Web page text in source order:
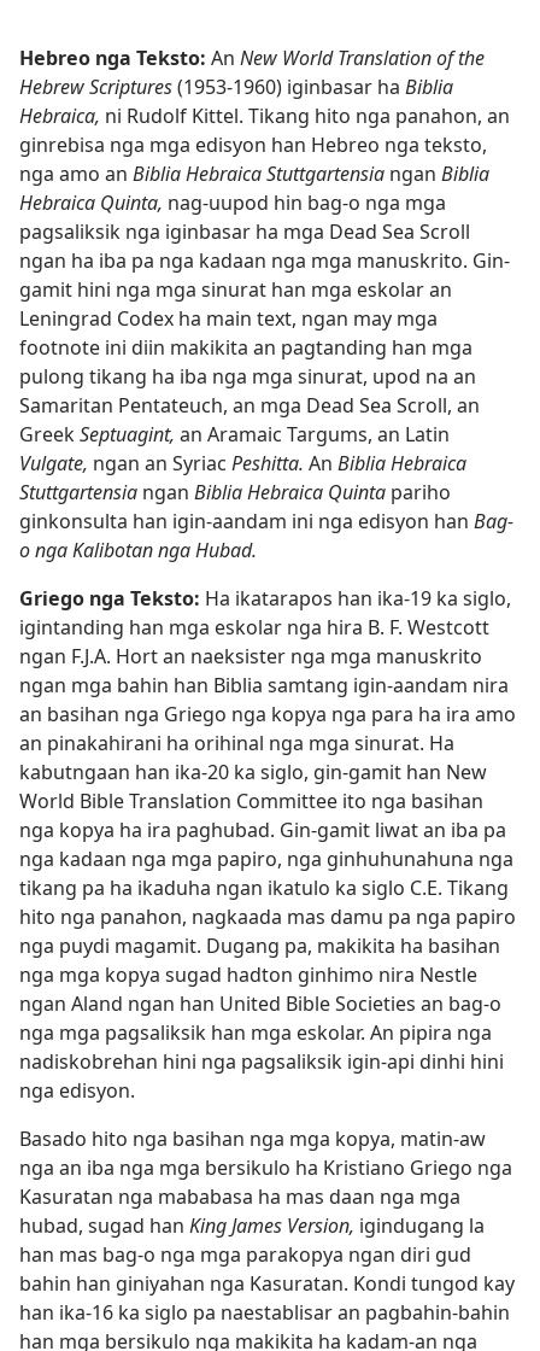
Hebreo nga Teksto: An New World Translation of the
Hebrew Scriptures(1953-1960) iginbasar ha Biblia
Hebraica, ni Rudolf Kittel. Tikang hito nga panahon, an
ginrebisa nga mga edisyon han Hebreo nga teksto,
nga amo an Biblia Hebraica Stuttgartensia ngan Biblia
Hebraica Quinta, nag-uupod hin bag-o nga mga
pagsaliksik nga iginbasar ha mga Dead Sea Scroll
ngan ha iba pa nga kadaan nga mga manuskrito. Gin-
gamit hini nga mga sinurat han mga eskolar an
Leningrad Codex ha main text, ngan may mga
footnote ini diin makikita an pagtanding han mga
pulong tikang ha iba nga mga sinurat, upod na an
Samaritan Pentateuch, an mga Dead Sea Scroll, an
GreekSeptuagint, an Aramaic Targums, an Latin
Vulgate, ngan an Syriac Peshitta. An Biblia Hebraica
Stuttgartensia ngan Biblia Hebraica Quinta pariho
ginkonsulta han igin-aandam ini nga edisyon han Bag-
o nga Kalibotan nga Hubad.
Griego nga Teksto: Ha ikatarapos han ika-19 ka siglo,
igintanding han mga eskolar nga hira B. F. Westcott
ngan F.J.A. Hort an naeksister nga mga manuskrito
ngan mga bahin han Biblia samtang igin-aandam nira
an basihan nga Griego nga kopya nga para ha ira amo
an pinakahirani ha orihinal nga mga sinurat. Ha
kabutngaan han ika-20 ka siglo, gin-gamit han New
World Bible Translation Committee ito nga basihan
nga kopya ha ira paghubad. Gin-gamit liwat an iba pa
nga kadaan nga mga papiro, nga ginhuhunahuna nga
tikang pa ha ikaduha ngan ikatulo ka siglo C.E. Tikang
hito nga panahon, nagkaada mas damu pa nga papiro
nga puydi magamit. Dugang pa, makikita ha basihan
nga mga kopya sugad hadton ginhimo nira Nestle
ngan Aland ngan han United Bible Societies an bag-o
nga mga pagsaliksik han mga eskolar. An pipira nga
nadiskobrehan hini nga pagsaliksik igin-api dinhi hini
nga edisyon.
Basado hito nga basihan nga mga kopya, matin-aw
nga an iba nga mga bersikulo ha Kristiano Griego nga
Kasuratan nga mababasa ha mas daan nga mga
hubad, sugad han King James Version, igindugang la
han mas bag-o nga mga parakopya ngan diri gud
bahin han giniyahan nga Kasuratan. Kondi tungod kay
han ika-16 ka siglo pa naestablisar an pagbahin-bahin
han mga bersikulo nga makikita ha kadam-an nga